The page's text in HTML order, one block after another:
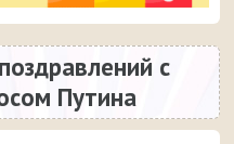
с
Путина